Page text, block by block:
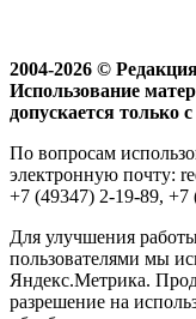
2004-2026 ©
Использование
допускается только
По вопросам
электронную почту:
+7 (49347) 2-19-89,
Для улучшения
пользователями мы
Яндекс.Метрика.
разрешение на